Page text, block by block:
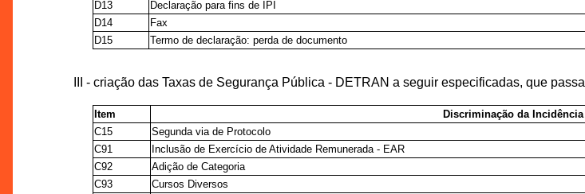
D13
Declaração para fins de IPI
D14
Fax
D15
Termo de declaração: perda de documento
III - criação das Taxas de Segurança Pública - DETRAN a seguir especificadas, que
Item Discriminação da Incidência
C15
Segunda via de Protocolo
C91
Inclusão de Exercício de Atividade Remunerada - EAR
C92
Adição de Categoria
C93
Cursos Diversos